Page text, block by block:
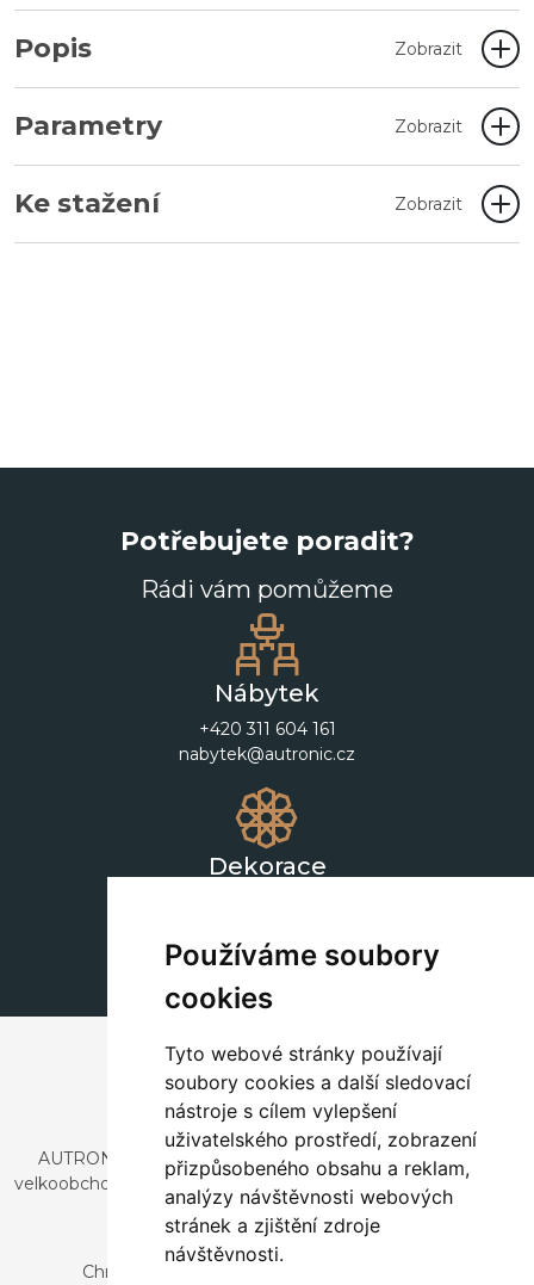
Používáme soubory
cookies
Tyto webové stránky používají
soubory cookies a další sledovací
nástroje s cílem vylepšení
uživatelského prostředí, zobrazení
přizpůsobeného obsahu a reklam,
analýzy návštěvnosti webových
stránek a zjištění zdroje
návštěvnosti.
Popis Zobrazit
Parametry Zobrazit
Ke stažení Zobrazit
Potřebujete poradit?
Rádi vám pomůžeme
Nábytek
+420 311 604 161
nabytek@autronic.cz
Dekorace
AUTRONIC, s.r.o. je společnost zabývající se dovozem a
velkoobchodním prodejem designového i stylového nábytku
a dekorací.
Česká republika
Chrustenice 270, 267 12 Loděnice u Berouna